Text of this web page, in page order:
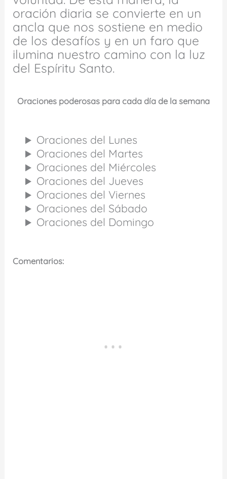
oración diaria se convierte en un
ancla que nos sostiene en medio
de los desafíos y en un faro que
ilumina nuestro camino con la luz
del Espíritu Santo.
Oraciones poderosas para cada día de la semana
Oraciones del Lunes
Oraciones del Martes
Oraciones del Miércoles
Oraciones del Jueves
Oraciones del Viernes
Oraciones del Sábado
Oraciones del Domingo
Comentarios: